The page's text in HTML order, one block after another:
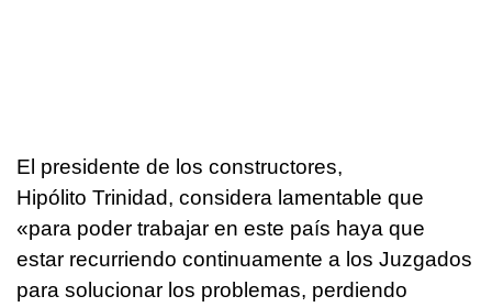
El presidente de los constructores,
Hipólito Trinidad, considera lamentable que
«para poder trabajar en este país haya que
estar recurriendo continuamente a los Juzgados
para solucionar los problemas, perdiendo